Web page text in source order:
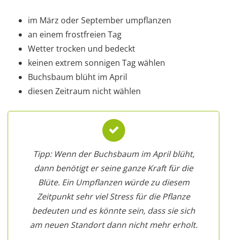
im März oder September umpflanzen
an einem frostfreien Tag
Wetter trocken und bedeckt
keinen extrem sonnigen Tag wählen
Buchsbaum blüht im April
diesen Zeitraum nicht wählen
Tipp: Wenn der Buchsbaum im April blüht,
dann benötigt er seine ganze Kraft für die
Blüte. Ein Umpflanzen würde zu diesem
Zeitpunkt sehr viel Stress für die Pflanze
bedeuten und es könnte sein, dass sie sich
am neuen Standort dann nicht mehr erholt.